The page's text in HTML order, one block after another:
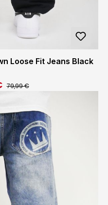
Loose Fit Jeans Black
Regulärer Preis:
79,99 €